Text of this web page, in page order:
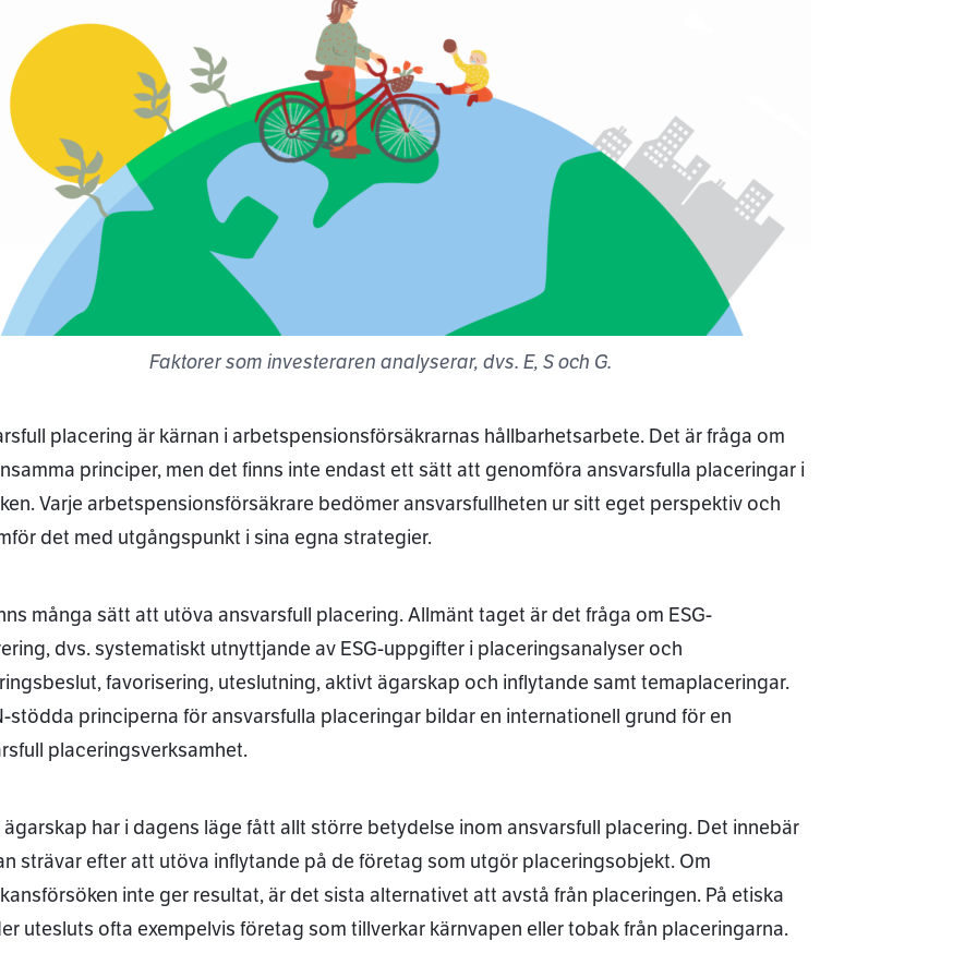
Faktorer som investeraren analyserar, dvs. E, S och G.
placering är kärnan i arbetspensionsförsäkrarnas hållbarhetsarbete. Det är fråga om
principer, men det finns inte endast ett sätt att genomföra ansvarsfulla placeringar i
Varje arbetspensionsförsäkrare bedömer ansvarsfullheten ur sitt eget perspektiv och
det med utgångspunkt i sina egna strategier.
många sätt att utöva ansvarsfull placering. Allmänt taget är det fråga om ESG-
dvs. systematiskt utnyttjande av ESG-uppgifter i placeringsanalyser och
favorisering, uteslutning, aktivt ägarskap och inflytande samt temaplaceringar.
stödda principerna för ansvarsfulla placeringar bildar en internationell grund för en
placeringsverksamhet.
har i dagens läge fått allt större betydelse inom ansvarsfull placering. Det innebär
strävar efter att utöva inflytande på de företag som utgör placeringsobjekt. Om
inte ger resultat, är det sista alternativet att avstå från placeringen. På etiska
utesluts ofta exempelvis företag som tillverkar kärnvapen eller tobak från placeringarna.